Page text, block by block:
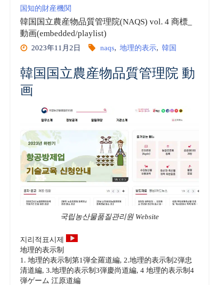
農
産
品
管
院
標
国知的財産機関
韓国国立農産物品質管理院(NAQS) vol. 4 商標_
動画(embedded/playlist)
2023年11月2日 naqs, 地理的表示, 韓国
韓国国立農産物品質管理院 動
画
국립농산물품질관리원 Website
지리적표시제
地理的表示制
1. 地理的表示制第1弾全羅道編, 2.地理的表示制2弾忠
清道編, 3.地理的表示制3弾慶尚道編, 4 地理的表示制4
弾ゲーム 江原道編